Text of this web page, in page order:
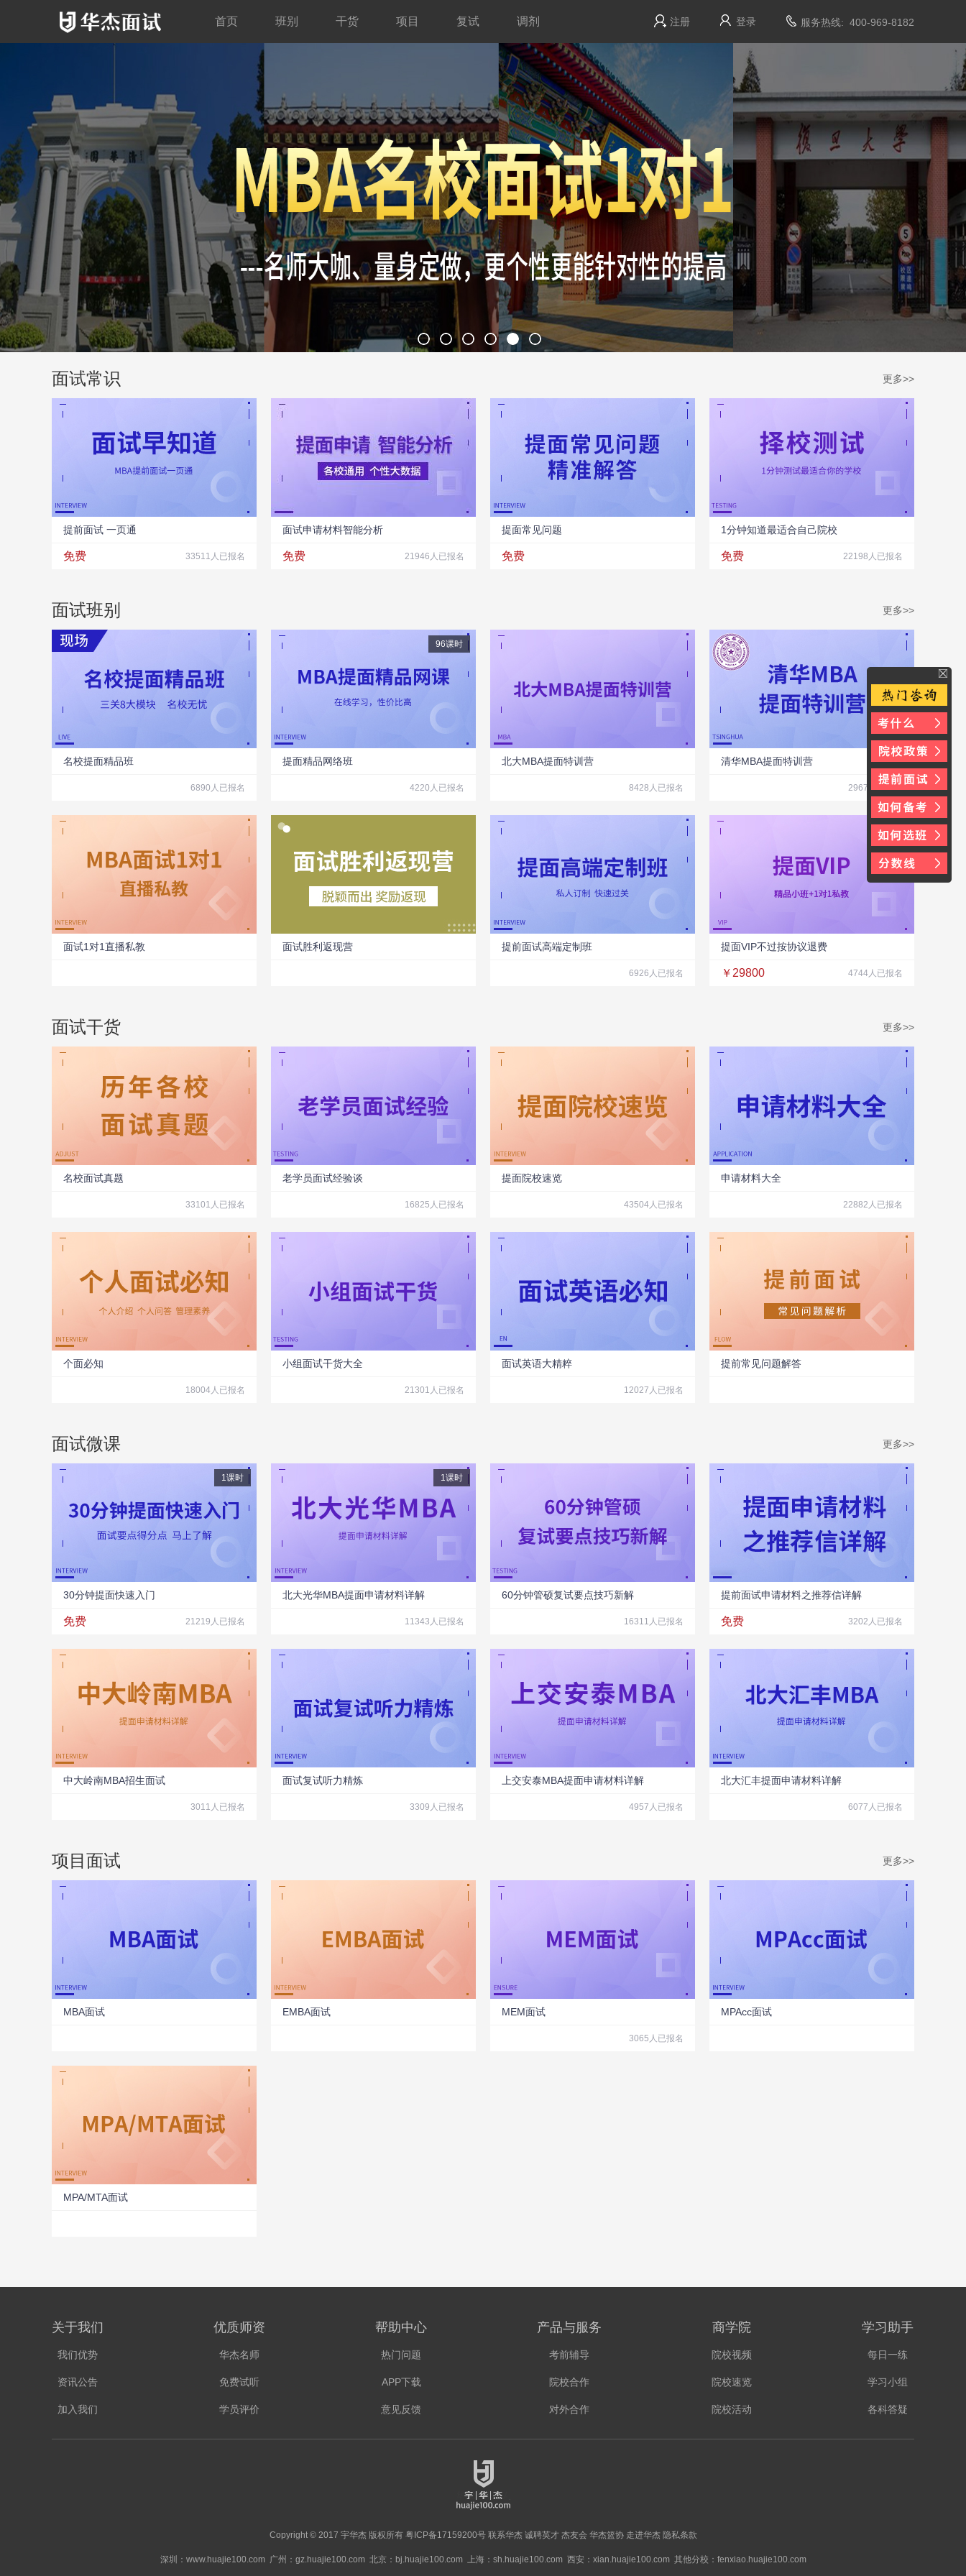
首页 班别 干货 项目 复试 调剂 注册 登录 服务热线: 400-969-8182
面试常识 更多>>
提前面试 一页通
免费 33511人已报名
面试申请材料智能分析
免费 21946人已报名
提面常见问题
免费
1分钟知道最适合自己院校
免费 22198人已报名
面试班别 更多>>
名校提面精品班
6890人已报名
96课时
提面精品网络班
4220人已报名
北大MBA提面特训营
8428人已报名
清华MBA提面特训营
2967人已报名
面试1对1直播私教 面试胜利返现营 提前面试高端定制班
6926人已报名
提面VIP不过按协议退费
￥29800 4744人已报名
面试干货 更多>>
名校面试真题
33101人已报名
老学员面试经验谈
16825人已报名
提面院校速览
43504人已报名
申请材料大全
22882人已报名
个面必知
18004人已报名
小组面试干货大全
21301人已报名
面试英语大精粹
12027人已报名
提前常见问题解答
面试微课 更多>>
1课时
30分钟提面快速入门
免费 21219人已报名
1课时
北大光华MBA提面申请材料详解
11343人已报名
60分钟管硕复试要点技巧新解
16311人已报名
提前面试申请材料之推荐信详解
免费 3202人已报名
中大岭南MBA招生面试
3011人已报名
面试复试听力精炼
3309人已报名
上交安泰MBA提面申请材料详解
4957人已报名
北大汇丰提面申请材料详解
6077人已报名
项目面试 更多>>
MBA面试 EMBA面试 MEM面试
3065人已报名
MPAcc面试
MPA/MTA面试
关于我们
我们优势
资讯公告
加入我们
优质师资
华杰名师
免费试听
学员评价
帮助中心
热门问题
APP下载
意见反馈
产品与服务
考前辅导
院校合作
对外合作
商学院
院校视频
院校速览
院校活动
学习助手
每日一练
学习小组
各科答疑
Copyright © 2017 宇华杰 版权所有 粤ICP备17159200号 联系华杰 诚聘英才 杰友会 华杰篮协 走进华杰 隐私条款
深圳：www.huajie100.com 广州：gz.huajie100.com 北京：bj.huajie100.com 上海：sh.huajie100.com 西安：xian.huajie100.com 其他分校：fenxiao.huajie100.com